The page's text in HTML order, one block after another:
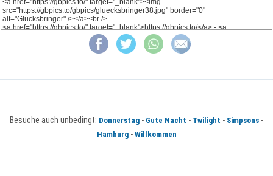
Besuche auch unbedingt: Donnerstag - Gute Nacht - Twilight - Simpsons -
Hamburg- Willkommen